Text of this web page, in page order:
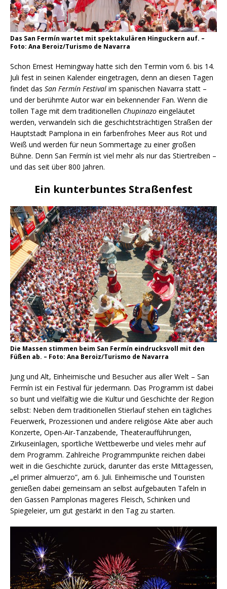
Das San Fermín wartet mit spektakulären Hinguckern auf. –
Foto: Ana Beroiz/Turismo de Navarra
Schon Ernest Hemingway hatte sich den Termin vom 6. bis 14.
Juli fest in seinen Kalender eingetragen, denn an diesen Tagen
findet das San Fermín Festival im spanischen Navarra statt –
und der berühmte Autor war ein bekennender Fan. Wenn die
tollen Tage mit dem traditionellen Chupinazo eingeläutet
werden, verwandeln sich die geschichtsträchtigen Straßen der
Hauptstadt Pamplona in ein farbenfrohes Meer aus Rot und
Weiß und werden für neun Sommertage zu einer großen
Bühne. Denn San Fermín ist viel mehr als nur das Stiertreiben –
und das seit über 800 Jahren.
Ein kunterbuntes Straßenfest
Die Massen stimmen beim San Fermín eindrucksvoll mit den
Füßen ab. – Foto: Ana Beroiz/Turismo de Navarra
Jung und Alt, Einheimische und Besucher aus aller Welt – San
Fermín ist ein Festival für jedermann. Das Programm ist dabei
so bunt und vielfältig wie die Kultur und Geschichte der Region
selbst: Neben dem traditionellen Stierlauf stehen ein tägliches
Feuerwerk, Prozessionen und andere religiöse Akte aber auch
Konzerte, Open-Air-Tanzabende, Theateraufführungen,
Zirkuseinlagen, sportliche Wettbewerbe und vieles mehr auf
dem Programm. Zahlreiche Programmpunkte reichen dabei
weit in die Geschichte zurück, darunter das erste Mittagessen,
„el primer almuerzo”, am 6. Juli. Einheimische und Touristen
genießen dabei gemeinsam an selbst aufgebauten Tafeln in
den Gassen Pamplonas mageres Fleisch, Schinken und
Spiegeleier, um gut gestärkt in den Tag zu starten.